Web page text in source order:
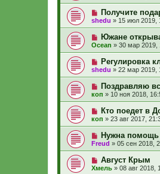
Получите
shedu » 15 июл 2019,
Южане
Ocean » 30 мар 2019,
Регулировка
shedu » 22 мар 2019,
Поздравляю
коп » 10 ноя 2018,
Кто поедет в
коп » 23 авг 2017,
Нужна помощь
Freud » 05 сен 2018,
Август Крым
Хмель » 08 авг 2018,